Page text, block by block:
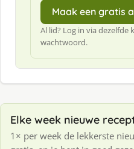
Maak een gratis
Al lid? Log in via
wachtwoord.
Elke week nieuwe
1× per week de lekkerste